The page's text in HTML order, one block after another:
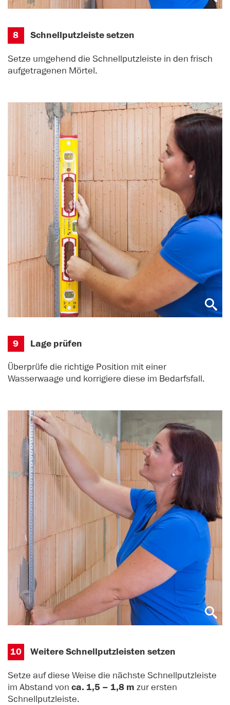
8 Schnellputzleiste setzen
Setze umgehend die Schnellputzleiste in den frisch
aufgetragenen Mörtel.
9 Lage prüfen
Überprüfe die richtige Position mit einer
Wasserwaage und korrigiere diese im Bedarfsfall.
10 Weitere Schnellputzleisten setzen
Setze auf diese Weise die nächste Schnellputzleiste
im Abstand von ca. 1,5 – 1,8 m zur ersten
Schnellputzleiste.